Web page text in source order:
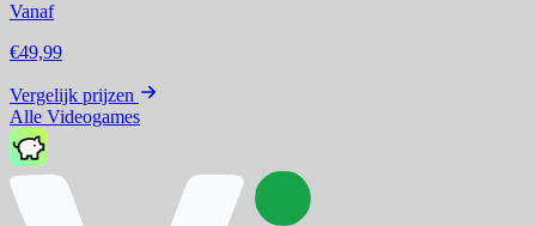
Vanaf
€49,99
Vergelijk prijzen
Alle Videogames